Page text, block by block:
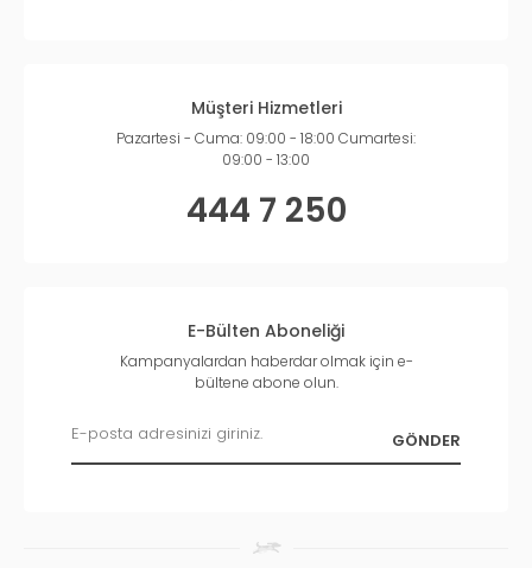
Müşteri Hizmetleri
Pazartesi - Cuma: 09:00 - 18:00 Cumartesi:
09:00 - 13:00
444 7 250
E-Bülten Aboneliği
Kampanyalardan haberdar olmak için e-
bültene abone olun.